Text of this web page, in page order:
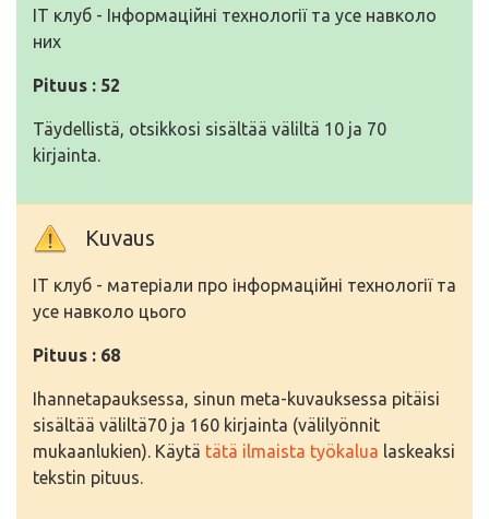
IT клуб - Інформаційні технології та усе навколо
них
Pituus : 52
Täydellistä, otsikkosi sisältää väliltä 10 ja 70
kirjainta.
Kuvaus
IT клуб - матеріали про інформаційні технології та
усе навколо цього
Pituus : 68
Ihannetapauksessa, sinun meta-kuvauksessa pitäisi
sisältää väliltä70 ja 160 kirjainta (välilyönnit
mukaanlukien). Käytä tätä ilmaista työkalua laskeaksi
tekstin pituus.